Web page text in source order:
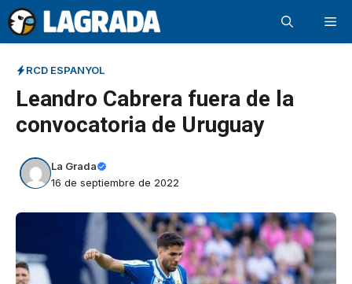
Saltar
al
contenido
RCD ESPANYOL
Leandro Cabrera fuera de la
convocatoria de Uruguay
La Grada
16 de septiembre de 2022